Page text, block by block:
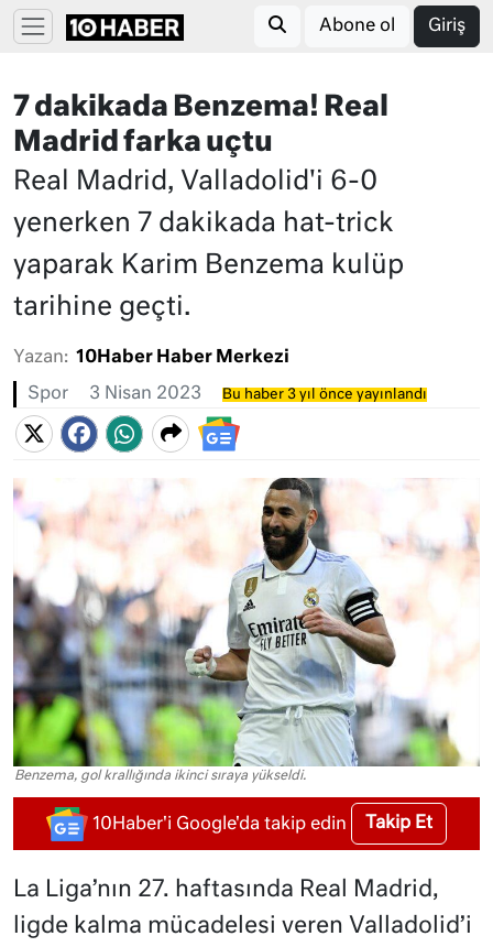
Abone ol Giriş
7 dakikada Benzema! Real
Madrid farka uçtu
Real Madrid, Valladolid'i 6-0
yenerken 7 dakikada hat-trick
yaparak Karim Benzema kulüp
tarihine geçti.
Yazan: 10Haber Haber Merkezi
Spor 3 Nisan 2023 Bu haber 3 yıl önce yayınlandı
Benzema, gol krallığında ikinci sıraya yükseldi.
10Haber'i Google'da takip edin Takip Et
La Liga’nın 27. haftasında Real Madrid,
ligde kalma mücadelesi veren Valladolid’i